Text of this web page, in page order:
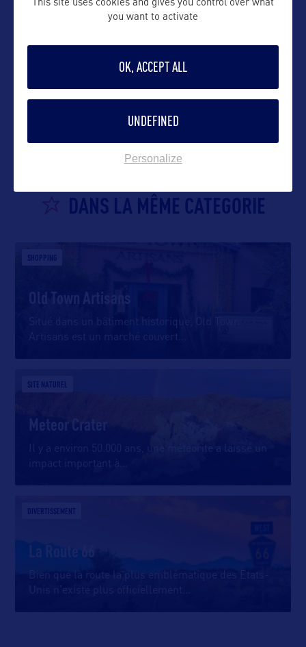
VOIR LE SITE
DANS LA MÊME CATEGORIE
SHOPPING
Old Town Artisans
Situé dans un bâtiment historique, Old Town
Artisans est un marché couvert
SITE NATUREL
Meteor Crater
Il y a environ 50.000 ans, une météorite a laissé un
impact important à
DIVERTISSEMENT
La Route 66
Bien que la route la plus emblématique des Etats-
Unis n’existe plus officiellement
This site uses cookies and gives you control over what
you want to activate
OK, ACCEPT ALL
UNDEFINED
Personalize